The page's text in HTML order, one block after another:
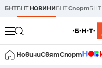
БНТБНТ НОВИНИБНТСпортБНТ
НовиниСвятСпорт